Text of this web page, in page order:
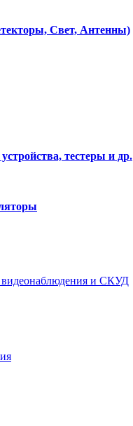
Свет, Антенны)
тестеры и др.
видеонаблюдения и СКУД